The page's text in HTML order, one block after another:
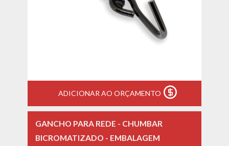
ADICIONAR AO ORÇAMENTO
GANCHO PARA REDE - CHUMBAR
BICROMATIZADO - EMBALAGEM